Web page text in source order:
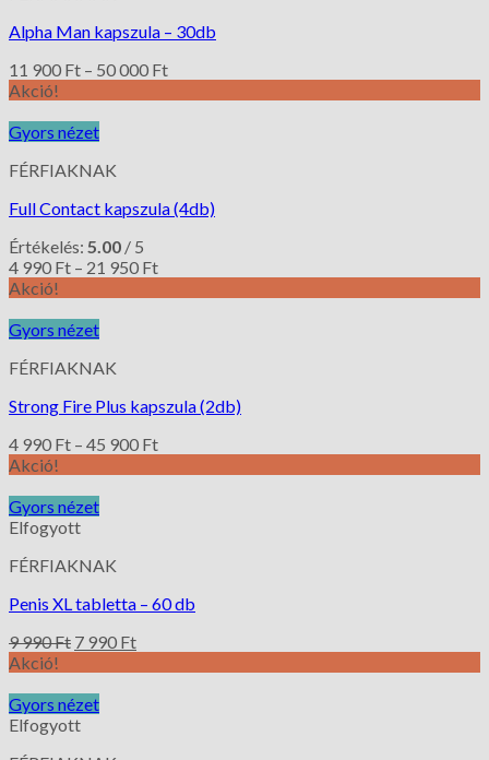
Alpha Man kapszula – 30db
11 900 Ft – 50 000 Ft
Akció!
Gyors nézet
FÉRFIAKNAK
Full Contact kapszula (4db)
Értékelés: 5.00 / 5
4 990 Ft – 21 950 Ft
Akció!
Gyors nézet
FÉRFIAKNAK
Strong Fire Plus kapszula (2db)
4 990 Ft – 45 900 Ft
Akció!
Gyors nézet
Elfogyott
FÉRFIAKNAK
Penis XL tabletta – 60 db
9 990Ft 7 990 Ft
Akció!
Gyors nézet
Elfogyott